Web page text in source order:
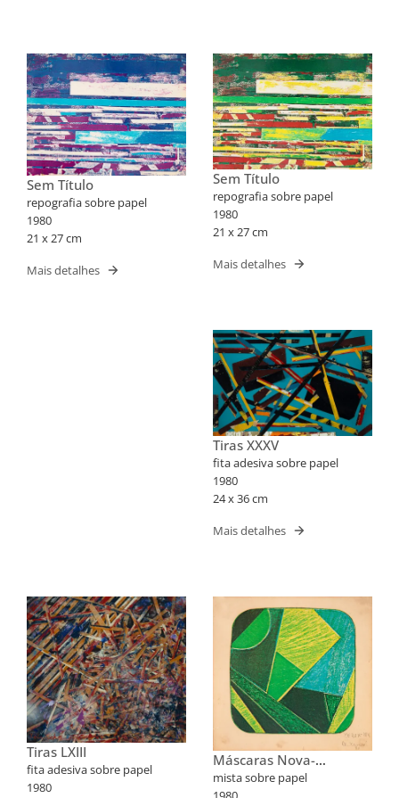
Sem Título
repografia sobre papel
1980
21 x 27 cm
Mais detalhes
Sem Título
repografia sobre papel
1980
21 x 27 cm
Mais detalhes
Tiras XXXV
fita adesiva sobre papel
1980
24 x 36 cm
Mais detalhes
Tiras LXIII
fita adesiva sobre papel
1980
Máscaras Nova-
Iorquinas II
mista sobre papel